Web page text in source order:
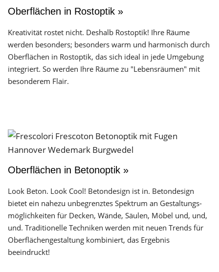
Oberflächen in Rostoptik »
Kreativität rostet nicht. Deshalb Rostoptik! Ihre Räume
werden besonders; besonders warm und harmonisch durch
Oberflächen in Rostoptik, das sich ideal in jede Umgebung
integriert. So werden Ihre Räume zu "Lebensräumen" mit
besonderem Flair.
Oberflächen in Betonoptik »
Look Beton. Look Cool! Betondesign ist in. Betondesign
bietet ein nahezu unbegrenztes Spektrum an Gestaltungs­
möglichkeiten für Decken, Wände, Säulen, Möbel und, und,
und. Traditionelle Techniken werden mit neuen Trends für
Oberflächen­gestaltung kombiniert, das Ergebnis
beeindruckt!